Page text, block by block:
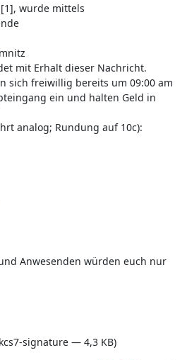
wurde mittels
mit Erhalt dieser Nachricht.
sich freiwillig bereits um 09:00 am
ein und halten Geld in
analog; Rundung auf 10c):
Anwesenden würden euch nur
signature — 4,3 KB)